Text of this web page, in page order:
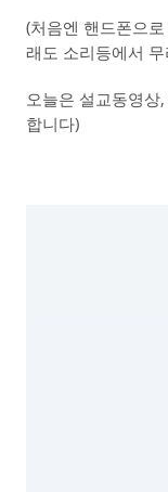
(처음엔 핸드폰으
래도 소리등에서
오늘은 설교동영상
합니다)